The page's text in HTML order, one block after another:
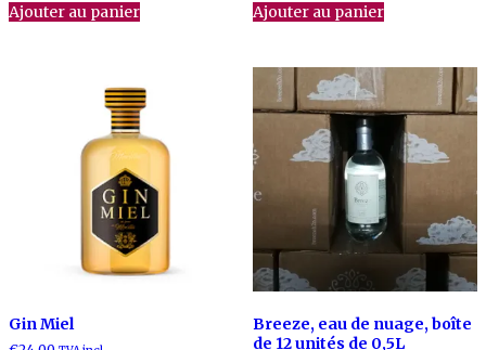
Ajouter au panier Ajouter au panier
Gin Miel
Breeze, eau de nuage, boîte
de 12 unités de 0,5L